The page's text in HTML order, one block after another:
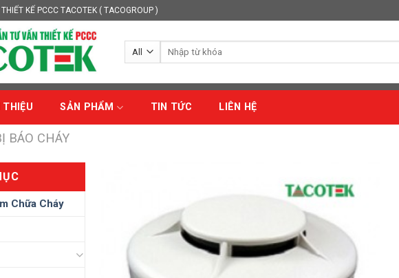
KẾ PCCC TACOTEK ( TACOGROUP )
Search
THIỆU SẢN PHẨM TIN TỨC LIÊN HỆ
BÁO CHÁY
Chữa Cháy